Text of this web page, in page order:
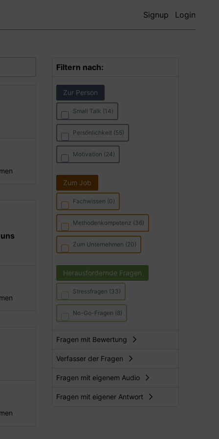
Signup Login
Filtern nach:
Zur Person
Small Talk (14)
Persönlichkeit (55)
Motivation (24)
Zum Job
Fachwissen (0)
Methodenkompetenz (36)
Zum Unternehmen (20)
Herausfordernde Fragen
Stressfragen (33)
No-Go-Fragen (8)
Fragen mit Bewertung
Verfasser der Fragen
Fragen mit eigenem Audio
Fragen mit eigener Antwort